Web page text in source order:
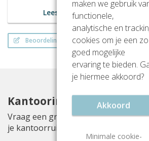
Lees meer
Beoordeling schrijven
Kantoorinrichting met
Vraag een gratis inrichtingsvoorstel
je kantoorruimte aan Prinseneiland
maken we gebruik
functionele,
analytische en
cookies om je een zo
goed mogelijke
ervaring te bieden.
je hiermee akkoord?
Akkoord
Minimale cookie-